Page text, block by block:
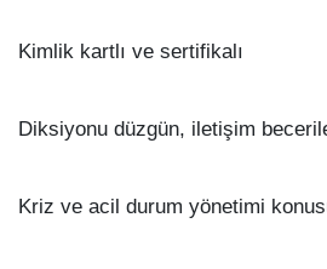
Kimlik kartlı ve sertifikalı
Diksiyonu düzgün, iletişim
Kriz ve acil durum yönetimi